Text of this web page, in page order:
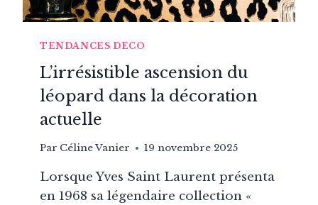
TENDANCES DECO
L’irrésistible ascension du
léopard dans la décoration
actuelle
Par Céline Vanier 19 novembre 2025
Lorsque Yves Saint Laurent présenta
en 1968 sa légendaire collection «